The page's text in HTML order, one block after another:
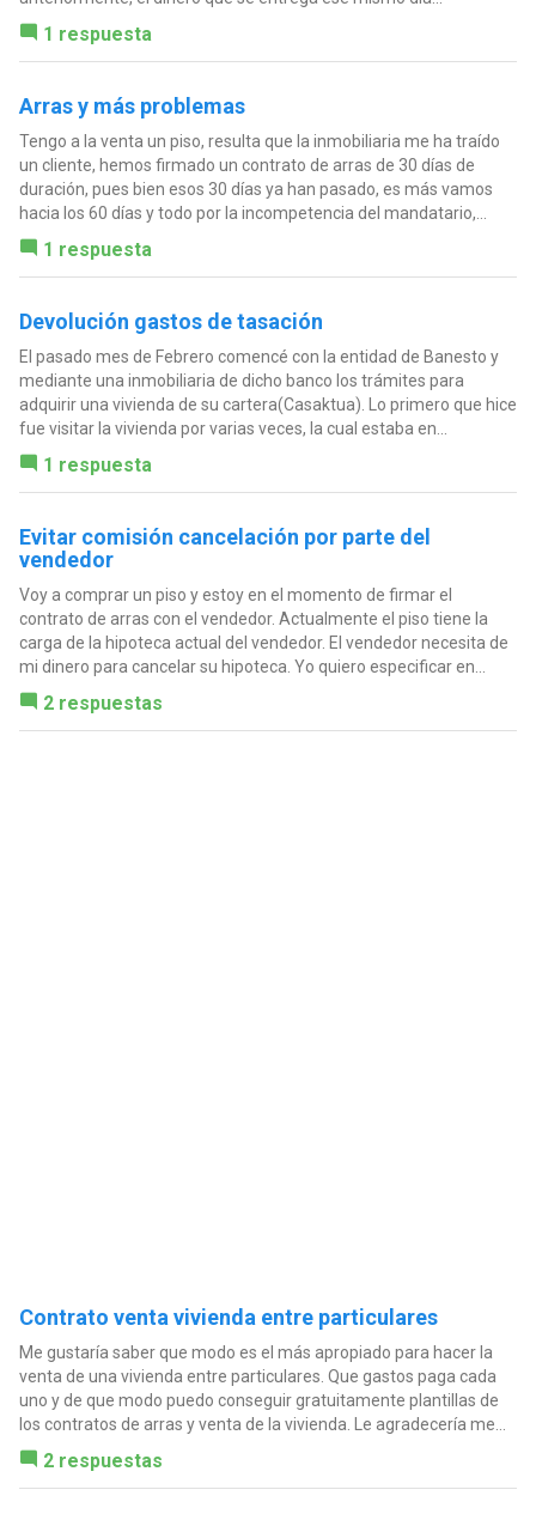
1 respuesta
Arras y más problemas
Tengo a la venta un piso, resulta que la inmobiliaria me ha traído
un cliente, hemos firmado un contrato de arras de 30 días de
duración, pues bien esos 30 días ya han pasado, es más vamos
hacia los 60 días y todo por la incompetencia del mandatario,...
1 respuesta
Devolución gastos de tasación
El pasado mes de Febrero comencé con la entidad de Banesto y
mediante una inmobiliaria de dicho banco los trámites para
adquirir una vivienda de su cartera(Casaktua). Lo primero que hice
fue visitar la vivienda por varias veces, la cual estaba en...
1 respuesta
Evitar comisión cancelación por parte del
vendedor
Voy a comprar un piso y estoy en el momento de firmar el
contrato de arras con el vendedor. Actualmente el piso tiene la
carga de la hipoteca actual del vendedor. El vendedor necesita de
mi dinero para cancelar su hipoteca. Yo quiero especificar en...
2 respuestas
Contrato venta vivienda entre particulares
Me gustaría saber que modo es el más apropiado para hacer la
venta de una vivienda entre particulares. Que gastos paga cada
uno y de que modo puedo conseguir gratuitamente plantillas de
los contratos de arras y venta de la vivienda. Le agradecería me...
2 respuestas